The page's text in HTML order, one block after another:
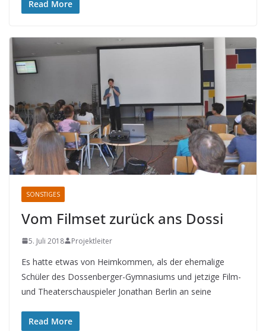
Read More
SONSTIGES
Vom Filmset zurück ans Dossi
5. Juli 2018 Projektleiter
Es hatte etwas von Heimkommen, als der ehemalige
Schüler des Dossenberger-Gymnasiums und jetzige Film-
und Theaterschauspieler Jonathan Berlin an seine
Read More